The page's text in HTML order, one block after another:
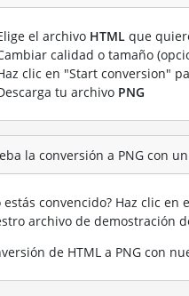
el archivo HTML que
calidad o tamaño
clic en "Start conversion"
tu archivo PNG
la conversión a PNG con
estás convencido? Haz clic
archivo de demostración
de HTML a PNG con